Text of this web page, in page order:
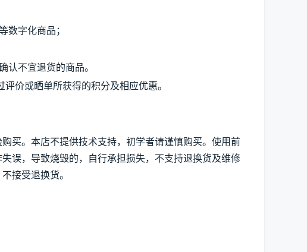
数字化商品；
认不宜退货的商品。
价或晒单所获得的积分及相应优惠。
买。本店不提供技术支持，初学者请谨慎购买。使用前
误，导致烧毁的，自行承担损失，不支持退换货及维修
接受退换货。